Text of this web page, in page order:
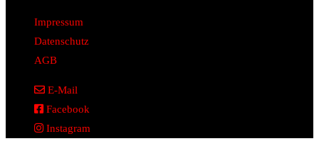
Impressum
Datenschutz
AGB
E-Mail
Facebook
Instagram